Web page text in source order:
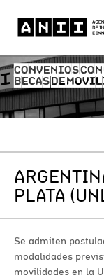
CONVENIOS
BECAS DE
PLATA
Se admiten
modalidades
movilidades en la